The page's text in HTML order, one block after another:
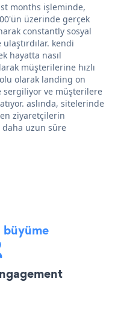
months işleminde,
üzerinde gerçek
constantly sosyal
kendi
hayatta nasıl
müşterilerine hızlı
olarak landing on
ve müşterilere
aslında, sitelerinde
ziyaretçilerin
uzun süre
büyüme